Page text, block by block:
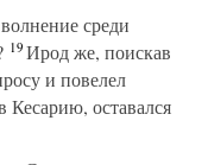
среди
19Ирод же, поискав
и повелел
оставался